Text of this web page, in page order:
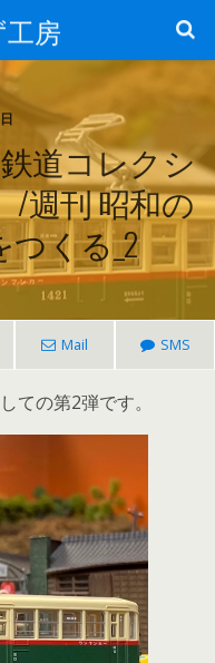
房
道コレクシ
/週刊 昭和の
つくる_2
Mail SMS
ての第2弾です。